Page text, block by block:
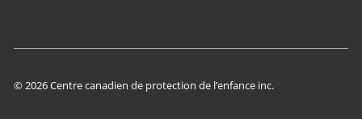
© 2026 Centre canadien de protection de l’enfance inc.